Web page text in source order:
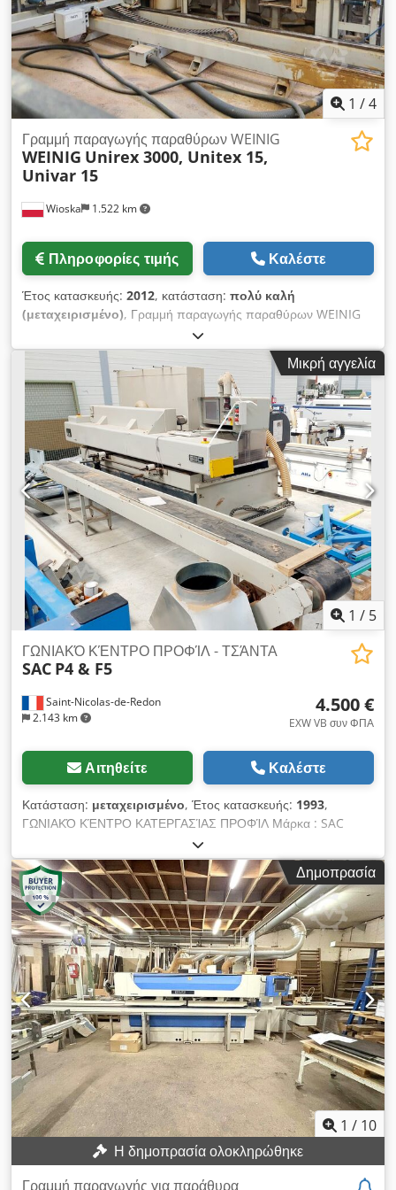
1 /4
Wioska 1.522 km
Γραμμή παραγωγής παραθύρων WEINIG
WEINIG Unirex 3000, Unitex 15,
Univar 15
Πληροφορίες τιμής Καλέστε
Έτος κατασκευής: 2012, κατάσταση: πολύ καλή
(μεταχειρισμένο), Γραμμή παραγωγής παραθύρων WEINIG
αποτελείται από: Κέντρο κατεργασίας Unirex 3000 Crodpfx
Ahoh H Iyxolef Univar 15 Unitex 15
Μικρή αγγελία
1 / 5
Saint-Nicolas-de-Redon
2.143 km
ΓΩΝΙΑΚΌ ΚΈΝΤΡΟ ΠΡΟΦΊΛ - ΤΣΆΝΤΑ
SAC P4 & F5
4.500 €
EXW VB συν ΦΠΑ
Αιτηθείτε Καλέστε
Κατάσταση: μεταχειρισμένο, Έτος κατασκευής: 1993,
ΓΩΝΙΑΚΌ ΚΈΝΤΡΟ ΚΑΤΕΡΓΑΣΊΑΣ ΠΡΟΦΊΛ Μάρκα : SAC
Μοντέλο: P4 Αύξων αριθμός: 9304 Codsrx Tcgepfx Ahljrf
Έτος: 1993 Μοντέλο: F5 Αύξων αριθµός: 93030 Έτος: 1993
Μηχανήματα ορατά στα εργαστήριά μας ΧΑΡΑΚΤΗΡΙΣΤΙΚΆ : -
Ταχύτητα περιστροφής φρέζας: 6000 rpm
Δημοπρασία
1 / 10
Η δημοπρασία ολοκληρώθηκε
Γραμμή παραγωγής για παράθυρα